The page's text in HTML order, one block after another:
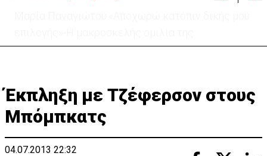
Έκπληξη με Τζέφερσον στους
Μπόμπκατς
04.07.2013 22:32